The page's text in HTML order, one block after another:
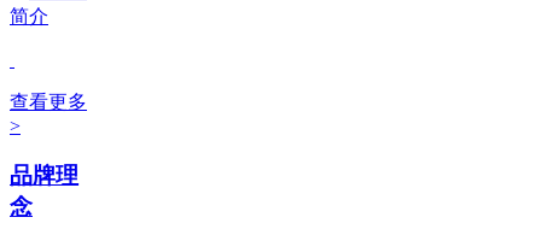
查看更多
>
品牌理
念